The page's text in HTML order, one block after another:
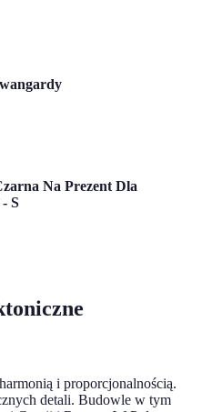
Na Prezent Dla
S
i proporcjonalnością.
detali. Budowle w tym